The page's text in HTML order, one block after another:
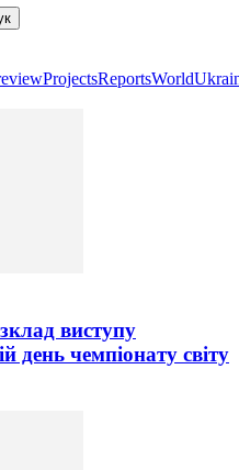
ProjectsReportsWorld
виступу
день чемпіонату світу